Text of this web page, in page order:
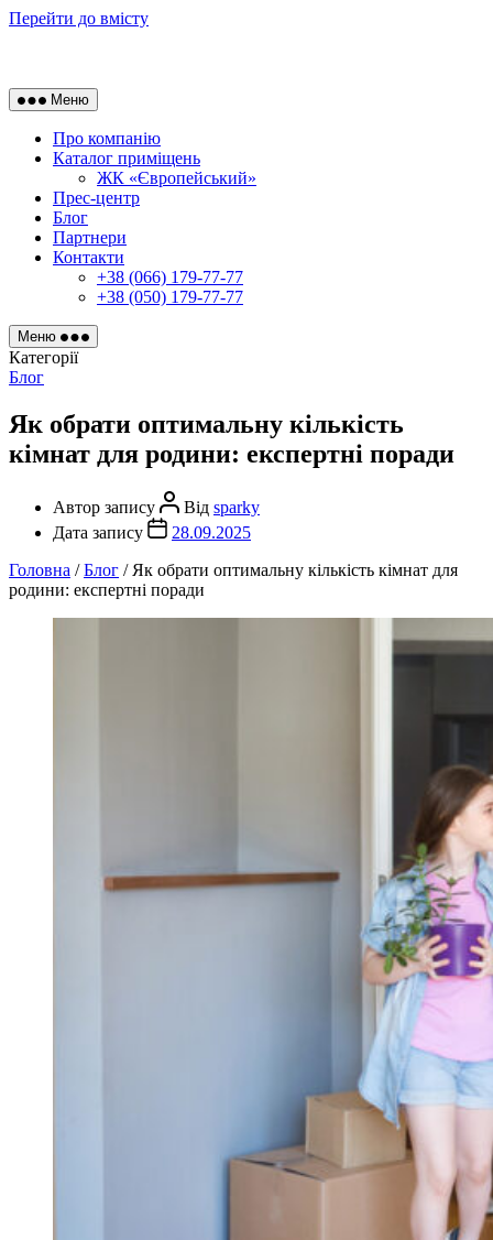
Перейти до вмісту
Меню
Про компанію
Каталог приміщень
ЖК «Європейський»
Прес-центр
Блог
Партнери
Контакти
+38 (066) 179-77-77
+38 (050) 179-77-77
Меню
Категорії
Блог
Як обрати оптимальну кількість
кімнат для родини: експертні поради
Автор запису Від sparky
Дата запису
28.09.2025
Головна /Блог / Як обрати оптимальну кількість кімнат для
родини: експертні поради